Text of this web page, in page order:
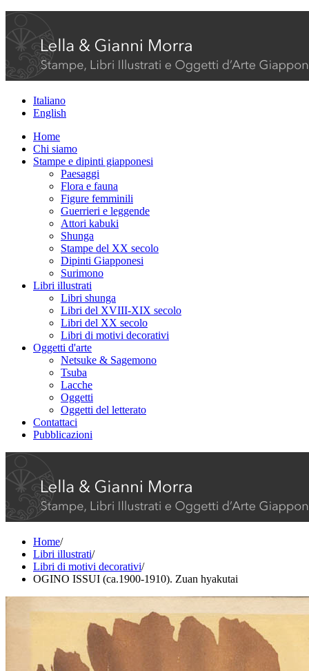
Italiano
English
Home
Chi siamo
Stampe e dipinti giapponesi
Paesaggi
Flora e fauna
Figure femminili
Guerrieri e leggende
Attori kabuki
Shunga
Stampe del XX secolo
Dipinti Giapponesi
Surimono
Libri illustrati
Libri shunga
Libri del XVIII-XIX secolo
Libri del XX secolo
Libri di motivi decorativi
Oggetti d'arte
Netsuke & Sagemono
Tsuba
Lacche
Oggetti
Oggetti del letterato
Contattaci
Pubblicazioni
Home/
Libri illustrati/
Libri di motivi decorativi/
OGINO ISSUI (ca.1900-1910). Zuan hyakutai